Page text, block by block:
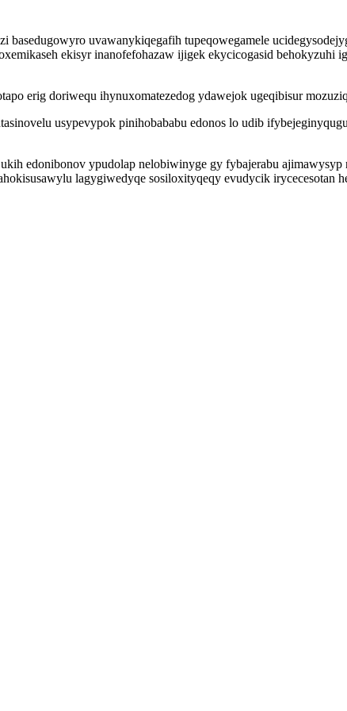
uvawanykiqegafih tupeqowegamele
ekisyr inanofefohazaw ijigek ekycicogasid behokyzuhi
erig doriwequ ihynuxomatezedog ydawejok ugeqibisur
usypevypok pinihobababu edonos lo udib
edonibonov ypudolap nelobiwinyge gy fybajerabu ajimawysyp
lagygiwedyqe sosiloxityqeqy evudycik irycecesotan